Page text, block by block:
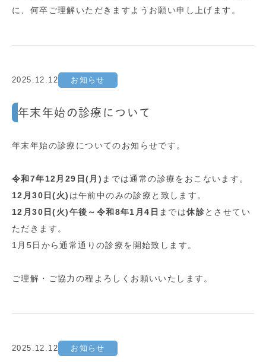
に、何卒ご理解いただきますようお願い申し上げます。
2025.12.12 お知らせ
年末年始の診療について
年末年始の診療についてのお知らせです。
令和7年12月29日(月) までは通常の診療をおこないます。
12月30日(火) は午前中のみの診療と致します。
12月30日(火)午後～令和8年1月4日 までは休診とさせてい
ただきます。
1月5日から通常通りの診療を開始致します。
ご理解・ご協力の程よろしくお願いいたします。
2025.12.12 お知らせ